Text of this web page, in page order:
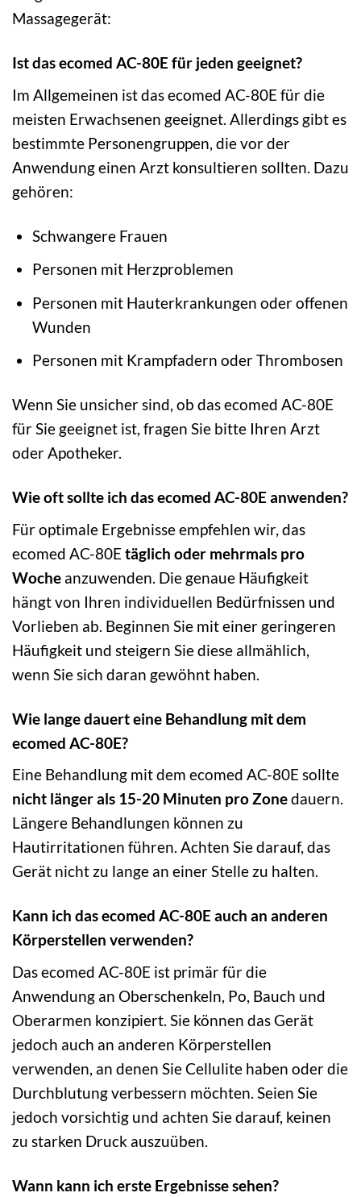
Massagegerät:
Ist das ecomed AC-80E für jeden geeignet?
Im Allgemeinen ist das ecomed AC-80E für die
meisten Erwachsenen geeignet. Allerdings gibt es
bestimmte Personengruppen, die vor der
Anwendung einen Arzt konsultieren sollten. Dazu
gehören:
Schwangere Frauen
Personen mit Herzproblemen
Personen mit Hauterkrankungen oder offenen
Wunden
Personen mit Krampfadern oder Thrombosen
Wenn Sie unsicher sind, ob das ecomed AC-80E
für Sie geeignet ist, fragen Sie bitte Ihren Arzt
oder Apotheker.
Wie oft sollte ich das ecomed AC-80E anwenden?
Für optimale Ergebnisse empfehlen wir, das
ecomed AC-80E täglich oder mehrmals pro
Woche anzuwenden. Die genaue Häufigkeit
hängt von Ihren individuellen Bedürfnissen und
Vorlieben ab. Beginnen Sie mit einer geringeren
Häufigkeit und steigern Sie diese allmählich,
wenn Sie sich daran gewöhnt haben.
Wie lange dauert eine Behandlung mit dem
ecomed AC-80E?
Eine Behandlung mit dem ecomed AC-80E sollte
nicht länger als 15-20 Minuten pro Zonedauern.
Längere Behandlungen können zu
Hautirritationen führen. Achten Sie darauf, das
Gerät nicht zu lange an einer Stelle zu halten.
Kann ich das ecomed AC-80E auch an anderen
Körperstellen verwenden?
Das ecomed AC-80E ist primär für die
Anwendung an Oberschenkeln, Po, Bauch und
Oberarmen konzipiert. Sie können das Gerät
jedoch auch an anderen Körperstellen
verwenden, an denen Sie Cellulite haben oder die
Durchblutung verbessern möchten. Seien Sie
jedoch vorsichtig und achten Sie darauf, keinen
zu starken Druck auszuüben.
Wann kann ich erste Ergebnisse sehen?